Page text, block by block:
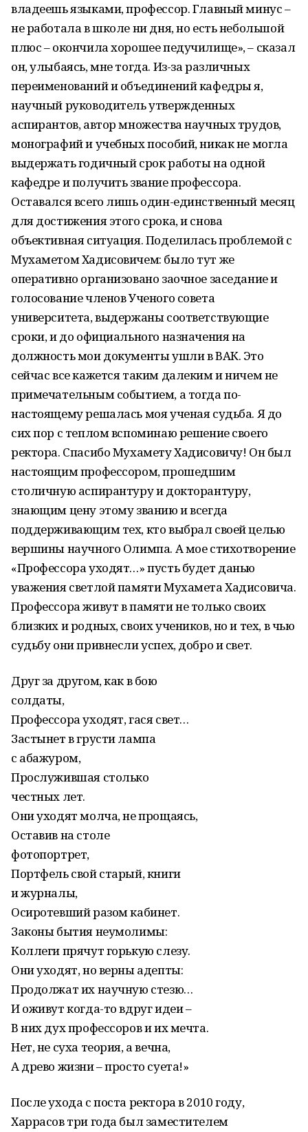
владеешь языками, профессор. Главный минус –
не работала в школе ни дня, но есть небольшой
плюс – окончила хорошее педучилище», – сказал
он, улыбаясь, мне тогда. Из-за различных
переименований и объединений кафедры я,
научный руководитель утвержденных
аспирантов, автор множества научных трудов,
монографий и учебных пособий, никак не могла
выдержать годичный срок работы на одной
кафедре и получить звание профессора.
Оставался всего лишь один-единственный месяц
для достижения этого срока, и снова
объективная ситуация. Поделилась проблемой с
Мухаметом Хадисовичем: было тут же
оперативно организовано заочное заседание и
голосование членов Ученого совета
университета, выдержаны соответствующие
сроки, и до официального назначения на
должность мои документы ушли в ВАК. Это
сейчас все кажется таким далеким и ничем не
примечательным событием, а тогда по-
настоящему решалась моя ученая судьба. Я до
сих пор с теплом вспоминаю решение своего
ректора. Спасибо Мухамету Хадисовичу! Он был
настоящим профессором, прошедшим
столичную аспирантуру и докторантуру,
знающим цену этому званию и всегда
поддерживающим тех, кто выбрал своей целью
вершины научного Олимпа. А мое стихотворение
«Профессора уходят…» пусть будет данью
уважения светлой памяти Мухамета Хадисовича.
Профессора живут в памяти не только своих
близких и родных, своих учеников, но и тех, в чью
судьбу они привнесли успех, добро и свет.
Друг за другом, как в бою
солдаты,
Профессора уходят, гася свет…
Застынет в грусти лампа
с абажуром,
Прослужившая столько
честных лет.
Они уходят молча, не прощаясь,
Оставив на столе
фотопортрет,
Портфель свой старый, книги
и журналы,
Осиротевший разом кабинет.
Законы бытия неумолимы:
Коллеги прячут горькую слезу.
Они уходят, но верны адепты:
Продолжат их научную стезю…
И оживут когда-то вдруг идеи –
В них дух профессоров и их мечта.
Нет, не суха теория, а вечна,
А древо жизни – просто суета!»
После ухода с поста ректора в 2010 году,
Харрасов три года был заместителем